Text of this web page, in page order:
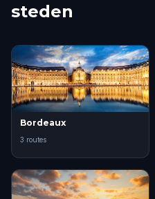
steden
Bordeaux
3 routes